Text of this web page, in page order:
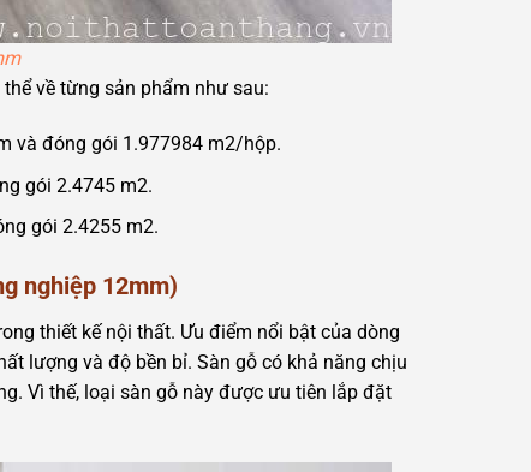
về từng sản phẩm như sau:
và đóng gói 1.977984 m2/hộp.
gói 2.4745 m2.
gói 2.4255 m2.
nghiệp 12mm)
thiết kế nội thất. Ưu điểm nổi bật của dòng
lượng và độ bền bỉ. Sàn gỗ có khả năng chịu
Vì thế, loại sàn gỗ này được ưu tiên lắp đặt